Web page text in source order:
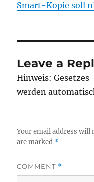
Smart-Kopie soll
Leave a
Hinweis:
werden
Your email address will
are marked *
COMMENT *